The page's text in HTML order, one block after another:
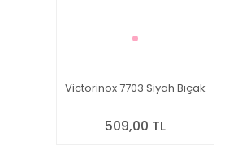
Victorinox 7703 Siyah Bıçak
509,00 TL